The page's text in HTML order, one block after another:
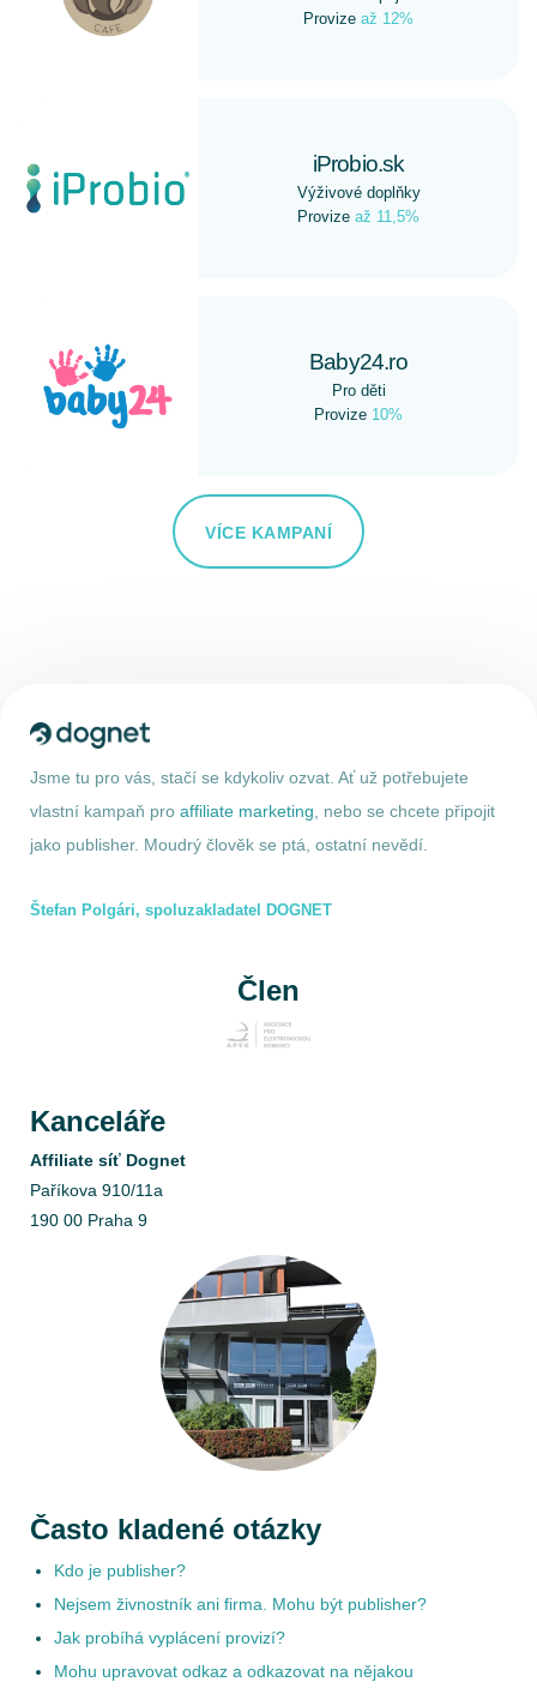
Provize až 12%
iProbio.sk
Výživové doplňky
Provize až 11,5%
Baby24.ro
Pro děti
Provize 10%
VÍCE KAMPANÍ
Jsme tu pro vás, stačí se kdykoliv ozvat. Ať už potřebujete
vlastní kampaň pro affiliate marketing , nebo se chcete připojit
jako publisher. Moudrý člověk se ptá, ostatní nevědí.
Štefan Polgári, spoluzakladatel DOGNET
Člen
Kanceláře
Affiliate síť Dognet
Paříkova 910/11a
190 00 Praha 9
Často kladené otázky
Kdo je publisher?
Nejsem živnostník ani firma. Mohu být publisher?
Jak probíhá vyplácení provizí?
Mohu upravovat odkaz a odkazovat na nějakou